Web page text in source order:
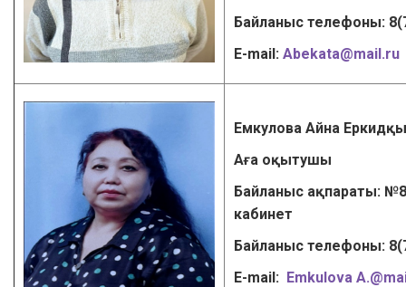
Байланыс телефоны:
Е-mail: Abekata@mail.ru
Емкулова Айна
Аға оқытушы
Байланыс ақпараты:
кабинет
Байланыс телефоны:
Е-mail: Emkulova A.